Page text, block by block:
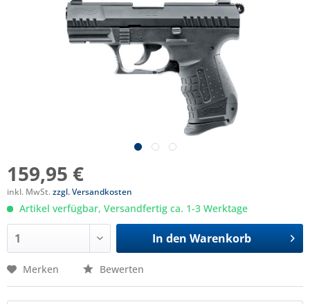
159,95 €
inkl. MwSt.zzgl. Versandkosten
Artikel verfügbar, Versandfertig ca. 1-3 Werktage
In den Warenkorb
Merken Bewerten